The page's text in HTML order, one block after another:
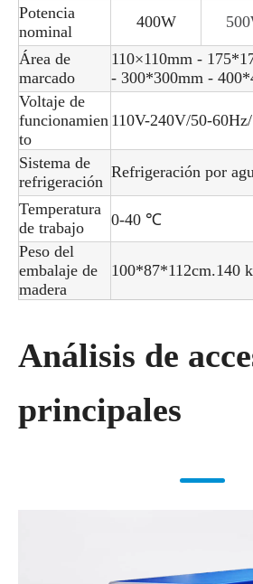
Potencia
nominal
400W
Área de
marcado
110×110mm -
- 300*300mm -
Voltaje de
funcionamien
to
110V-240V/50-
Sistema de
refrigeración
Refrigeración por
Temperatura
de trabajo
0-40 ℃
Peso del
embalaje de
madera
100*87*112cm.140
Análisis de
principales